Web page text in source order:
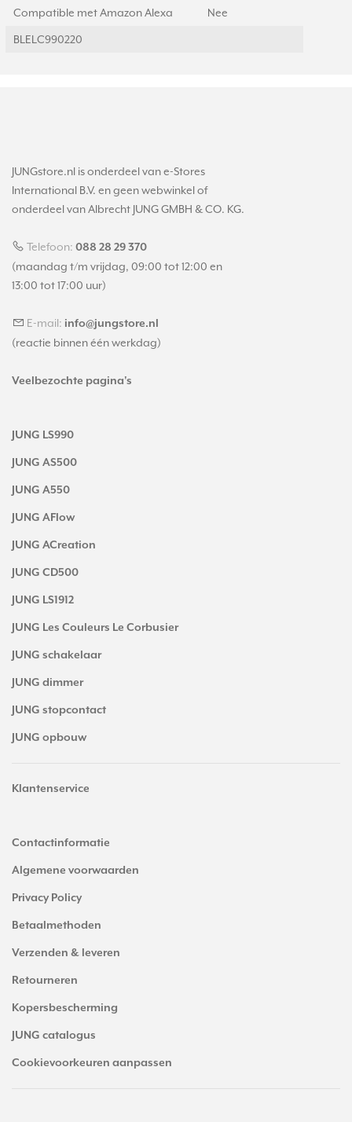
Compatible met Amazon Alexa Nee
BLELC990220
JUNGstore.nl is onderdeel van e-Stores
International B.V. en geen webwinkel of
onderdeel van Albrecht JUNG GMBH & CO. KG.
Telefoon: 088 28 29 370
(maandag t/m vrijdag, 09:00 tot 12:00 en
13:00 tot 17:00 uur)
E-mail: info@jungstore.nl
(reactie binnen één werkdag)
Veelbezochte pagina's
JUNG LS990
JUNG AS500
JUNG A550
JUNG AFlow
JUNG ACreation
JUNG CD500
JUNG LS1912
JUNG Les Couleurs Le Corbusier
JUNG schakelaar
JUNG dimmer
JUNG stopcontact
JUNG opbouw
Klantenservice
Contactinformatie
Algemene voorwaarden
Privacy Policy
Betaalmethoden
Verzenden & leveren
Retourneren
Kopersbescherming
JUNG catalogus
Cookievoorkeuren aanpassen